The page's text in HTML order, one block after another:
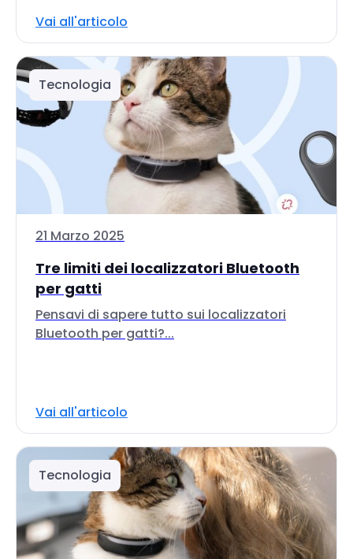
Vai all'articolo
Tecnologia
21 Marzo 2025
Tre limiti dei localizzatori Bluetooth
per gatti
Pensavi di sapere tutto sui localizzatori
Bluetooth per gatti?...
Vai all'articolo
Tecnologia